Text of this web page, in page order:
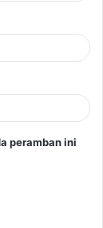
peramban ini